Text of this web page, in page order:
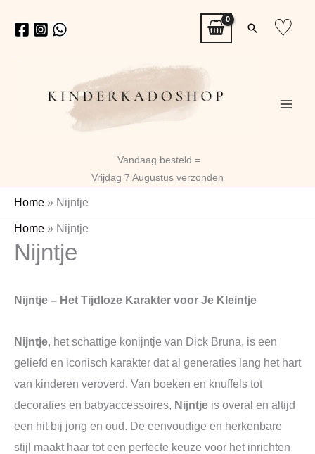
naar
Zoeken
♡
Vandaag besteld =
Vrijdag 7 Augustus verzonden
Home » Nijntje
Home » Nijntje
Nijntje
Nijntje – Het Tijdloze Karakter voor Je Kleintje
Nijntje, het schattige konijntje van Dick Bruna, is een
geliefd en iconisch karakter dat al generaties lang het hart
van kinderen veroverd. Van boeken en knuffels tot
decoraties en babyaccessoires, Nijntje is overal en altijd
een hit bij jong en oud. De eenvoudige en herkenbare
stijl maakt haar tot een perfecte keuze voor het inrichten